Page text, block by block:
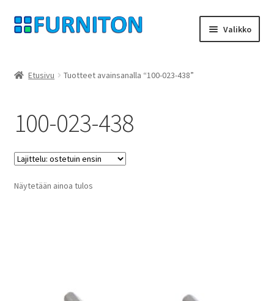
Siirry
navigointiin
Siirry
sisältöön
Valikko
yksityisyyttä
peruuttamisoikeus
Ottaa yhteyttä
Etusivu Tuotteet avainsanalla “100-023-438”
100-023-438
Näytetään ainoa tulos